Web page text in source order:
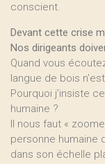
conscient.
Devant cette crise
Nos dirigeants
Quand vous
langue de bois
Pourquoi j’insiste
humaine ?
Il nous faut «
personne humaine
dans son échelle